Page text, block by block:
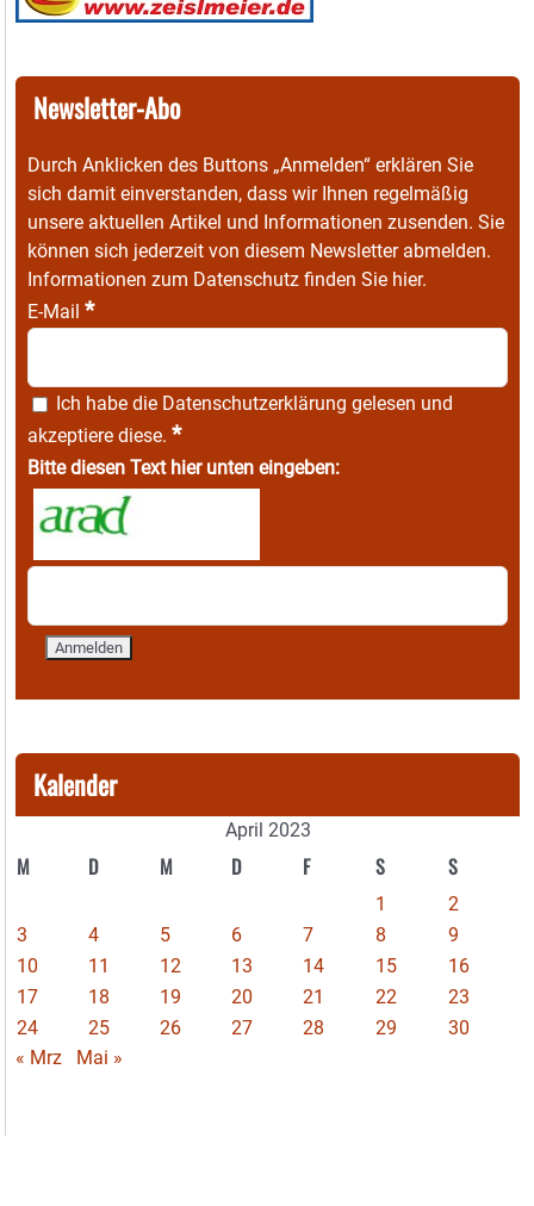
Newsletter-Abo
Durch Anklicken des Buttons „Anmelden“ erklären Sie
sich damit einverstanden, dass wir Ihnen regelmäßig
unsere aktuellen Artikel und Informationen zusenden. Sie
können sich jederzeit von diesem Newsletter abmelden.
Informationen zum Datenschutz finden Sie hier.
E-Mail *
Ich habe die Datenschutzerklärung gelesen und
akzeptiere diese. *
Bitte diesen Text hier unten eingeben:
Kalender
April 2023
M D M D F S S
1
2
3
4 5 6 7 8
9
10
11 12 13 14 15
16
17
18 19 20 21 22
23
24
25 26 27 28 29
30
« Mrz
Mai »